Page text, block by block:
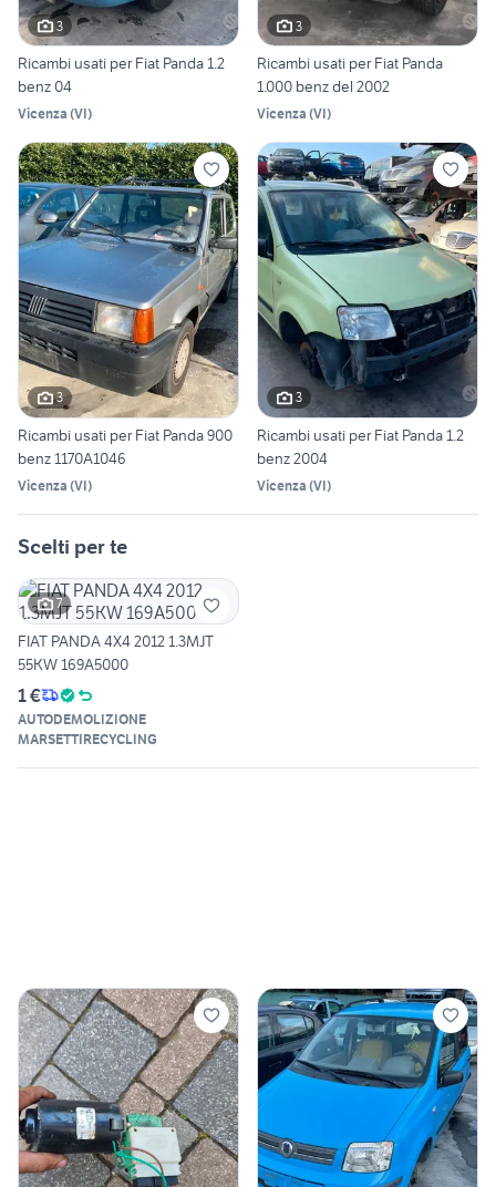
3
Ricambi usati per Fiat Panda 1.2
benz 04
Vicenza (VI)
3
Ricambi usati per Fiat Panda
1.000 benz del 2002
Vicenza (VI)
3
Ricambi usati per Fiat Panda 900
benz 1170A1046
Vicenza (VI)
3
Ricambi usati per Fiat Panda 1.2
benz 2004
Vicenza (VI)
Scelti per te
7
FIAT PANDA 4X4 2012 1.3MJT
55KW 169A5000
1 €
AUTODEMOLIZIONE
MARSETTIRECYCLING